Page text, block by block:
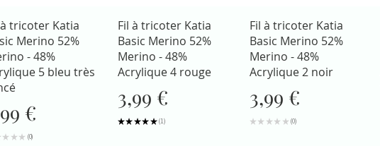
Aperçu rapide
tricoter Katia
Merino 52%
- 48%
5 bleu très
€
★ ★ ★ 0
0
Aperçu rapide
Fil à tricoter Katia
Basic Merino 52%
Merino - 48%
Acrylique 4 rouge
Prix
3,99 €
★★ ★★ ★ 1
1
Aperçu rapide
Fil à tricoter Katia
Basic Merino 52%
Merino - 48%
Acrylique 2 noir
Prix
3,99 €
★ ★ ★ ★ ★ 0
0